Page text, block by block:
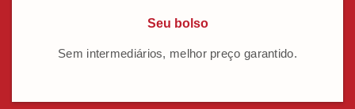
Seu bolso
Sem intermediários, melhor preço garantido.